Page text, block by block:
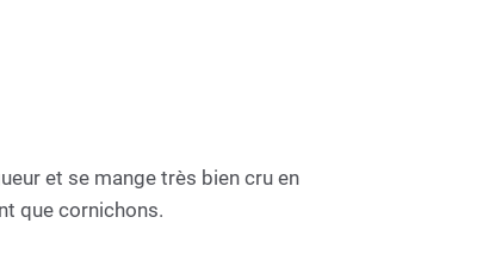
et se mange très bien cru en
que cornichons.